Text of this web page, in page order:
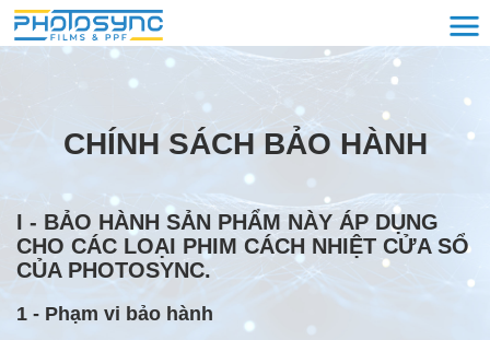
CHÍNH SÁCH BẢO HÀNH
I - BẢO HÀNH SẢN PHẨM NÀY ÁP DỤNG
CHO CÁC LOẠI PHIM CÁCH NHIỆT CỬA SỔ
CỦA PHOTOSYNC.
1 - Phạm vi bảo hành